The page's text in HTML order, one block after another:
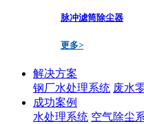
脉冲滤筒除尘器
更多>
解决方案
钢厂水处理系统 废水
成功案例
水处理系统 空气除尘